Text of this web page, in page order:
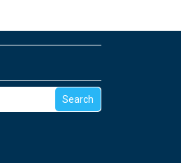
Search